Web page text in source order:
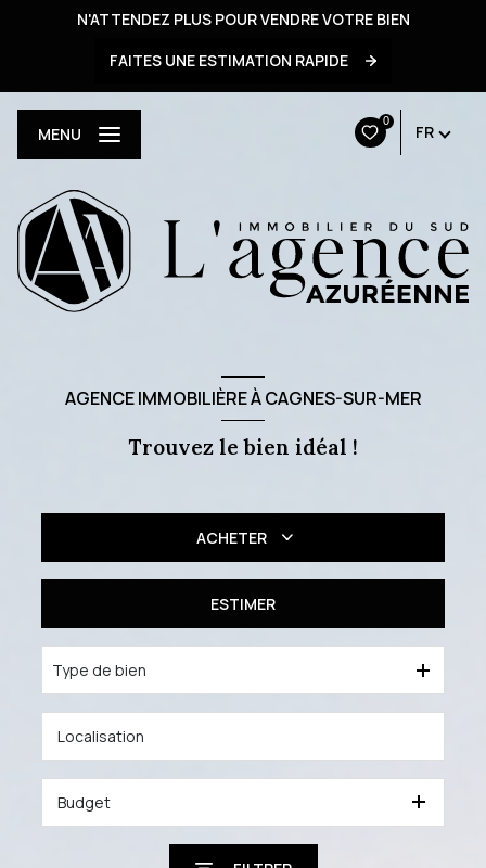
N'ATTENDEZ PLUS POUR VENDRE VOTRE BIEN
FAITES UNE ESTIMATION RAPIDE
0
FR
MENU
AGENCE IMMOBILIÈRE À CAGNES-SUR-MER
Trouvez le bien idéal !
ACHETER
ESTIMER
Type de bien
Budget